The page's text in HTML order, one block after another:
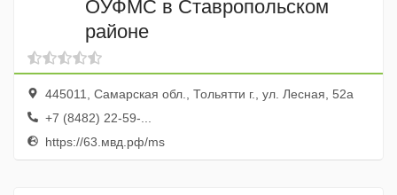
ОУФМС в Ставропольском
районе
445011, Самарская обл., Тольятти г., ул. Лесная, 52а
+7 (8482) 22-59-...
https://63.мвд.рф/ms